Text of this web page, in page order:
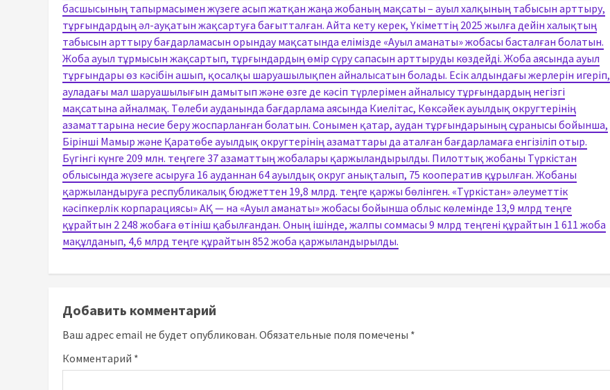
басшысының тапырмасымен жүзеге асып жатқан жаңа жобаның мақсаты – ауыл халқының табысын арттыру,
тұрғындардың әл-ауқатын жақсартуға бағытталған. Айта кету керек, Үкіметтің 2025 жылға дейін халықтың
табысын арттыру бағдарламасын орындау мақсатында елімізде «Ауыл аманаты» жобасы басталған болатын.
Жоба ауыл тұрмысын жақсартып, тұрғындардың өмір сүру сапасын арттыруды көздейді. Жоба аясында ауыл
тұрғындары өз кәсібін ашып, қосалқы шаруашылықпен айналысатын болады. Есік алдындағы жерлерін игеріп,
ауладағы мал шаруашылығын дамытып және өзге де кәсіп түрлерімен айналысу тұрғындардың негізгі
мақсатына айналмақ. Төлеби ауданында бағдарлама аясында Киелітас, Көксәйек ауылдық округтерінің
азаматтарына несие беру жоспарланған болатын. Сонымен қатар, аудан тұрғындарының сұранысы бойынша,
Бірінші Мамыр және Қаратөбе ауылдық округтерінің азаматтары да аталған бағдарламаға енгізіліп отыр.
Бүгінгі күнге 209 млн. теңгеге 37 азаматтың жобалары қаржыландырылды. Пилоттық жобаны Түркістан
облысында жүзеге асыруға 16 ауданнан 64 ауылдық округ анықталып, 75 кооператив құрылған. Жобаны
қаржыландыруға республикалық бюджеттен 19,8 млрд. теңге қаржы бөлінген. «Түркістан» әлеуметтік
кәсіпкерлік корпарациясы» АҚ — на «Ауыл аманаты» жобасы бойынша облыс көлемінде 13,9 млрд теңге
құрайтын 2 248 жобаға өтініш қабылғандан. Оның ішінде, жалпы соммасы 9 млрд теңгені құрайтын 1 611 жоба
мақұлданып, 4,6 млрд теңге құрайтын 852 жоба қаржыландырылды.
Добавить комментарий
Ваш адрес email не будет опубликован. Обязательные поля помечены *
Комментарий *